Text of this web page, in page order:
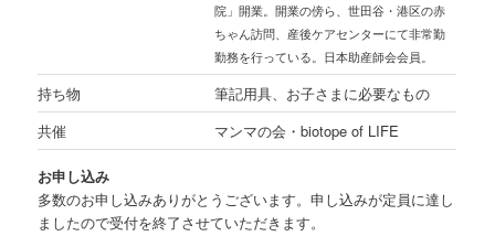
院」開業。開業の傍ら、世田谷・港区の赤
ちゃん訪問、産後ケアセンターにて非常勤
勤務を行っている。日本助産師会会員。
持ち物
筆記用具、お子さまに必要なもの
共催
マンマの会・biotope of LIFE
お申し込み
多数のお申し込みありがとうございます。申し込みが定員に達し
ましたので受付を終了させていただきます。